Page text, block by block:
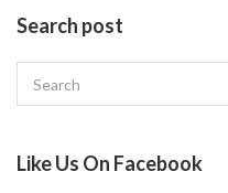
Search post
Like Us On Facebook